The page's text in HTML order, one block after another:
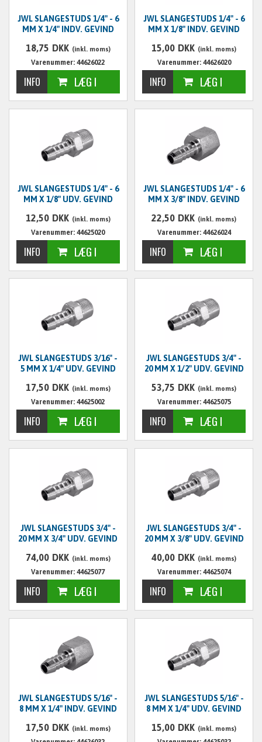
JWL SLANGESTUDS 1/4" - 6
MM X 1/4" INDV. GEVIND
18,75 DKK (inkl. moms)
Varenummer: 44626022
JWL SLANGESTUDS 1/4" - 6
MM X 1/8" INDV. GEVIND
15,00 DKK (inkl. moms)
Varenummer: 44626020
JWL SLANGESTUDS 1/4" - 6
MM X 1/8" UDV. GEVIND
12,50 DKK (inkl. moms)
Varenummer: 44625020
JWL SLANGESTUDS 1/4" - 6
MM X 3/8" INDV. GEVIND
22,50 DKK (inkl. moms)
Varenummer: 44626024
JWL SLANGESTUDS 3/16" -
5 MM X 1/4" UDV. GEVIND
17,50 DKK (inkl. moms)
Varenummer: 44625002
JWL SLANGESTUDS 3/4" -
20 MM X 1/2" UDV. GEVIND
53,75 DKK (inkl. moms)
Varenummer: 44625075
JWL SLANGESTUDS 3/4" -
20 MM X 3/4" UDV. GEVIND
74,00 DKK (inkl. moms)
Varenummer: 44625077
JWL SLANGESTUDS 3/4" -
20 MM X 3/8" UDV. GEVIND
40,00 DKK (inkl. moms)
Varenummer: 44625074
JWL SLANGESTUDS 5/16" -
8 MM X 1/4" INDV. GEVIND
17,50 DKK (inkl. moms)
JWL SLANGESTUDS 5/16" -
8 MM X 1/4" UDV. GEVIND
15,00 DKK (inkl. moms)